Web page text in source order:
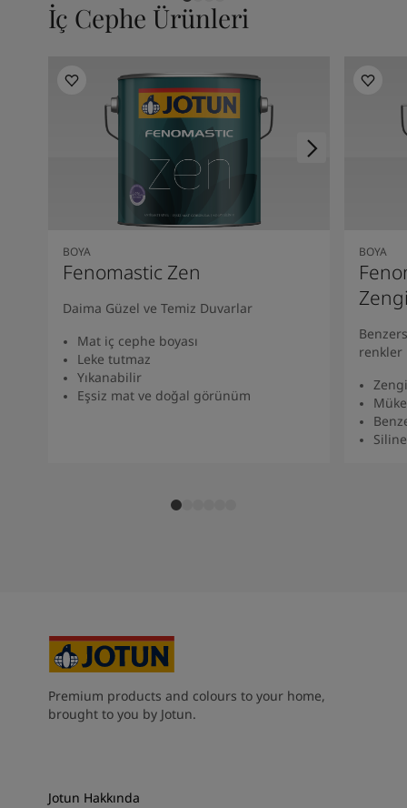
İç Cephe Ürünleri
BOYA
Fenomastic Zen
Daima Güzel ve Temiz Duvarlar
Mat iç cephe boyası
Leke tutmaz
Yıkanabilir
Eşsiz mat ve doğal görünüm
BOYA
renkler
Premium products and colours to your home,
brought to you by Jotun.
Jotun Hakkında